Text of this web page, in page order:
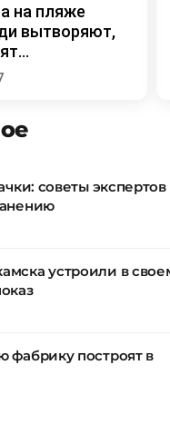
на пляже
вытворяют,
советы экспертов
устроили в
фабрику построят в